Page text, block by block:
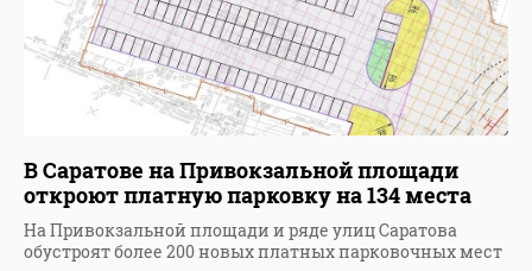
В Саратове на Привокзальной площади
откроют платную парковку на 134 места
На Привокзальной площади и ряде улиц Саратова
обустроят более 200 новых платных парковочных мест